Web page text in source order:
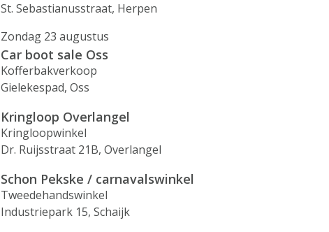
St. Sebastianusstraat, Herpen
Zondag 23 augustus
Car boot sale Oss
Kofferbakverkoop
Gielekespad, Oss
Kringloop Overlangel
Kringloopwinkel
Dr. Ruijsstraat 21B, Overlangel
Schon Pekske / carnavalswinkel
Tweedehandswinkel
Industriepark 15, Schaijk